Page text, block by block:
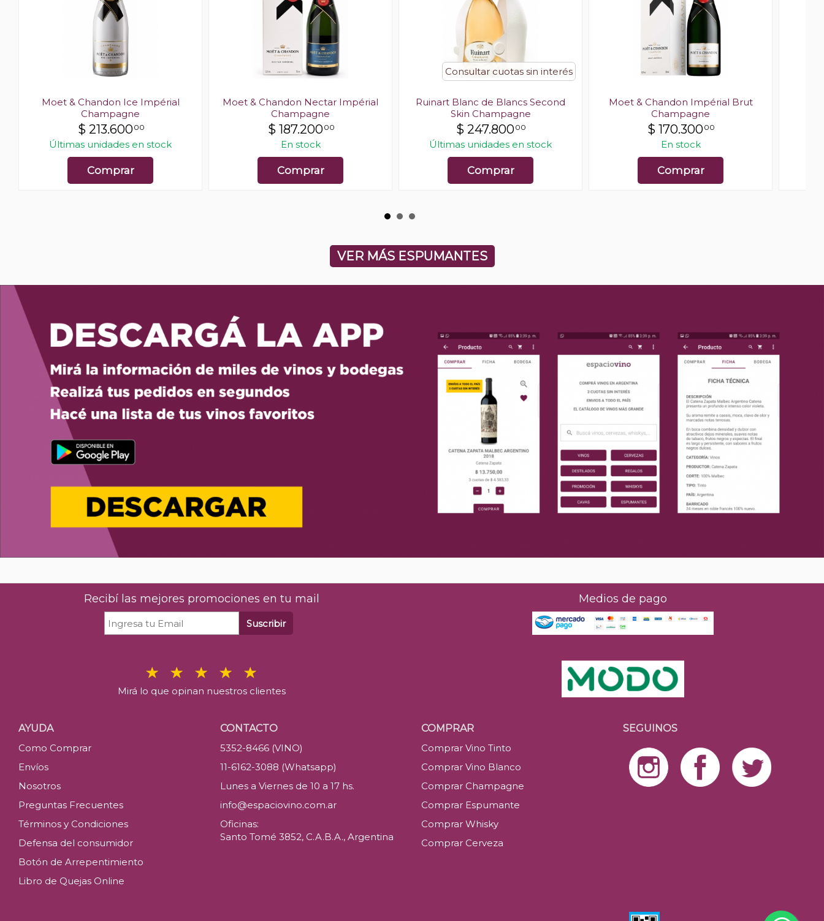
Moet & Chandon Ice Impérial
Champagne
$ 213.60000
Últimas unidades en stock
Comprar
Moet & Chandon Nectar Impérial
Champagne
$ 187.20000
En stock
Comprar
Consultar cuotas sin interés
Ruinart Blanc de Blancs Second
Skin Champagne
$ 247.80000
Últimas unidades en stock
Comprar
Moet & Chandon Impérial Brut
Champagne
$ 170.30000
En stock
Comprar
VER MÁS ESPUMANTES
Recibí las mejores promociones en tu mail
Suscribir
Mirá lo que opinan nuestros clientes
Medios de pago
AYUDA
Como Comprar
Envíos
Nosotros
Preguntas Frecuentes
Términos y Condiciones
Defensa del consumidor
Botón de Arrepentimiento
Libro de Quejas Online
CONTACTO
5352-8466 (VINO)
11-6162-3088 (Whatsapp)
Lunes a Viernes de 10 a 17 hs.
info@espaciovino.com.ar
Oficinas:
Santo Tomé 3852, C.A.B.A., Argentina
COMPRAR
Comprar Vino Tinto
Comprar Vino Blanco
Comprar Champagne
Comprar Espumante
Comprar Whisky
Comprar Cerveza
SEGUINOS